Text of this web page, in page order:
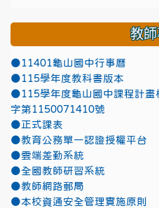
教
●11401龜山國中行事曆
●115學年度教科書版本
●115學年度龜山國中課程計畫
字第1150071410號
●正式課表
●教育公務單一認證授權平台
●雲端差勤系統
●全國教師研習系統
●教師網路郵局
●本校資通安全管理實施原則